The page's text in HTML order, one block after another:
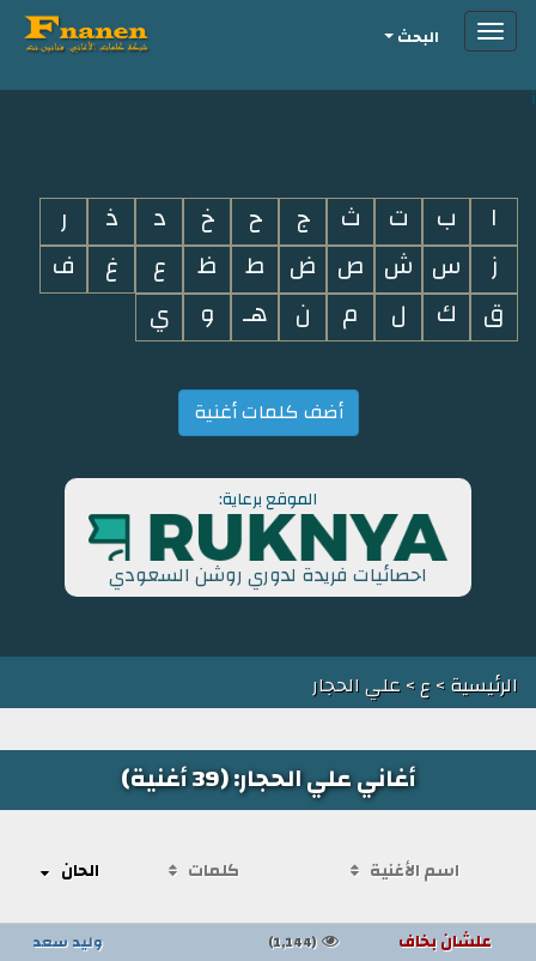
i
Toggleالبحث
ا ب ت ث ج ح خ د ذ
ر
ز
س ش ص ض ط ظ ع غ
ف
ق
ك ل م ن هـ و ي
أضف كلمات أغنية
الموقع برعاية:
احصائيات فريدة لدوري روشن السعودي
الرئيسية>ع> علي الحجار
أغاني علي الحجار: (39 أغنية)
اسم الأغنية كلمات الحان
علشان بخاف (1,144) وليد سعد